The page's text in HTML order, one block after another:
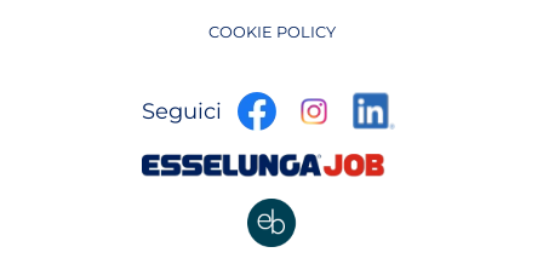
COOKIE POLICY
Seguici
apre
una
pagina
apre
una
in